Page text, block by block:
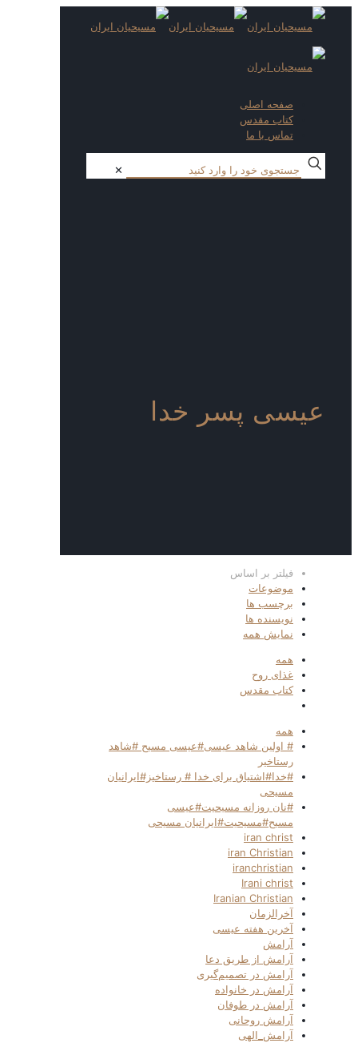
صفحه اصلی
کتاب مقدس
تماس با ما
✕
عیسی پسر خدا
فیلتر بر اساس
موضوعات
برچسب ها
نویسنده ها
نمایش همه
همه
غذای روح
کتاب مقدس
همه
# اولین شاهد عیسی#عیسی مسیح #شاهد
رستاخیر
#خدا#اشتیاق برای خدا # رستاخیز#ایرانیان
مسیحی
#نان روزانه مسیحیت#عیسی
مسیح#مسیحیت#ایرانیان مسیحی
iran christ
iran Christian
iranchristian
Irani christ
Iranian Christian
آخرالزمان
آخرین هفته عیسی
آرامش
آرامش از طریق دعا
آرامش در تصمیم‌گیری
آرامش در خانواده
آرامش در طوفان
آرامش روحانی
آرامش_الهی